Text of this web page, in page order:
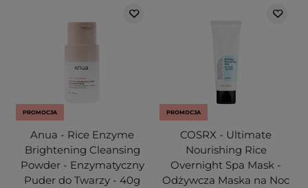
PROMOCJA
Anua - Rice Enzyme
Brightening Cleansing
Powder - Enzymatyczny
Puder do Twarzy - 40g
PROMOCJA
COSRX - Ultimate
Nourishing Rice
Overnight Spa Mask -
Odżywcza Maska na Noc